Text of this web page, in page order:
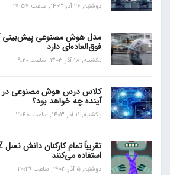
دوشنبه, 26 آذر 1403, ساعت 17:57
مدل هوش مصنوعی پیش‌بینی
فوق‌العاده‌ای دارد
یکشنبه, 18 آذر 1403, ساعت 9:20
کلاس درس هوش مصنوعی در
آینده چه خواهد بود؟
یکشنبه, 11 آذر 1403, ساعت 19:48
استفاده می‌کنند
دوشنبه, 5 آذر 1403, ساعت 20:29